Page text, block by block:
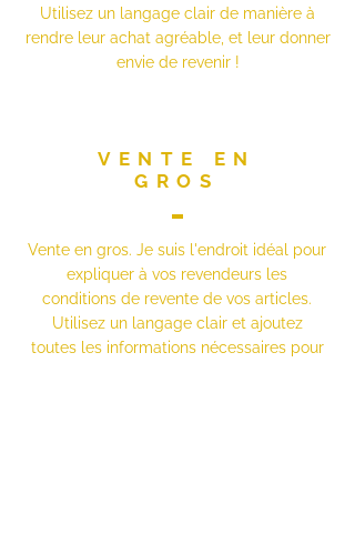
Utilisez un langage clair de manière à
rendre leur achat agréable, et leur donner
envie de revenir !
VENTE EN
GROS
Vente en gros. Je suis l'endroit idéal pour
expliquer à vos revendeurs les
conditions de revente de vos articles.
Utilisez un langage clair et ajoutez
toutes les informations nécessaires pour